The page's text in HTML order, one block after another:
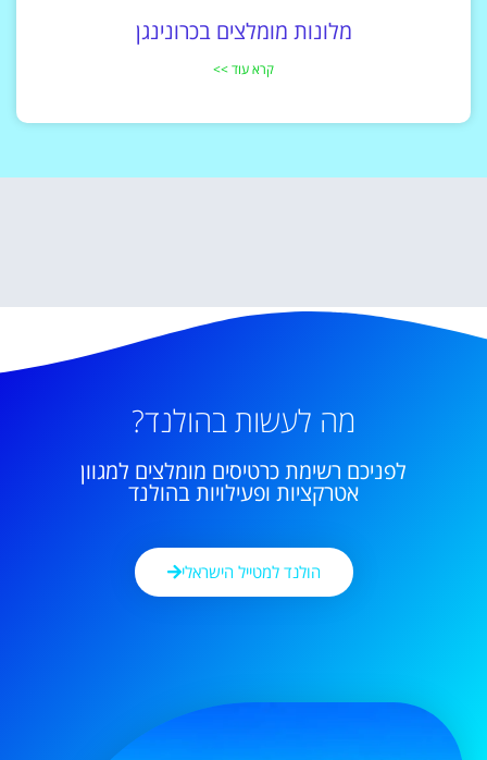
מלונות מומלצים בכרונינגן
קרא עוד >>
מה לעשות בהולנד?
לפניכם רשימת כרטיסים מומלצים למגוון
אטרקציות ופעילויות בהולנד
הולנד למטייל הישראלי